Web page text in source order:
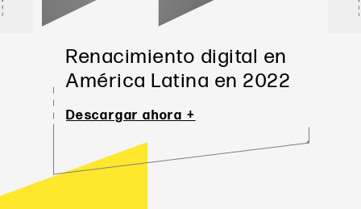
Renacimiento digital en
América Latina en 2022
Descargar ahora +